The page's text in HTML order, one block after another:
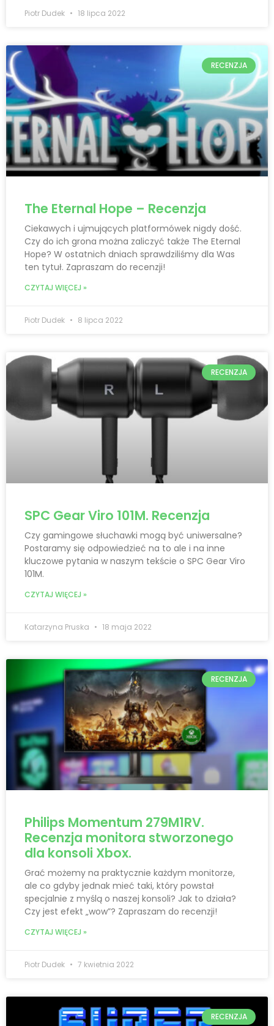
Piotr Dudek 18 lipca 2022
RECENZJA
The Eternal Hope – Recenzja
Ciekawych i ujmujących platformówek nigdy dość.
Czy do ich grona można zaliczyć także The Eternal
Hope? W ostatnich dniach sprawdziliśmy dla Was
ten tytuł. Zapraszam do recenzji!
CZYTAJ WIĘCEJ »
Piotr Dudek 8 lipca 2022
RECENZJA
SPC Gear Viro 101M. Recenzja
Czy gamingowe słuchawki mogą być uniwersalne?
Postaramy się odpowiedzieć na to ale i na inne
kluczowe pytania w naszym tekście o SPC Gear Viro
101M.
CZYTAJ WIĘCEJ »
Katarzyna Pruska 18 maja 2022
RECENZJA
Philips Momentum 279M1RV.
Recenzja monitora stworzonego
dla konsoli Xbox.
Grać możemy na praktycznie każdym monitorze,
ale co gdyby jednak mieć taki, który powstał
specjalnie z myślą o naszej konsoli? Jak to działa?
Czy jest efekt „wow”? Zapraszam do recenzji!
CZYTAJ WIĘCEJ »
Piotr Dudek 7 kwietnia 2022
RECENZJA